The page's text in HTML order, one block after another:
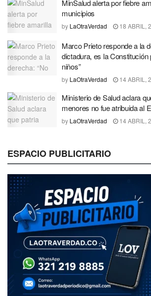
MinSalud alerta por fiebre
municipios
by LaOtraVerdad 18 ABRIL,
Marco Prieto responde a la
dictadura, es la Constitución
niños”
by LaOtraVerdad 14 ABRIL,
Ministerio de Salud aclara
menores no fue atribuida al
by LaOtraVerdad 14 ABRIL,
ESPACIO PUBLICITARIO